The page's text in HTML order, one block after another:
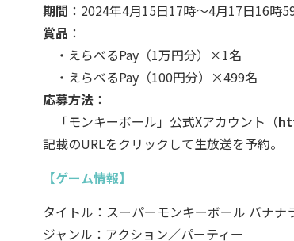
期間 ：2024年4月15日17時～4月17日16時
賞品 ：
・えらべるPay（1万円分）×1名
・えらべるPay（100円分）×499名
応募方法：
「モンキーボール」公式Xアカウント（
記載のURLをクリックして生放送を予約。
【ゲーム情報】
タイトル：スーパーモンキーボール バナナ
ジャンル：アクション／パーティー